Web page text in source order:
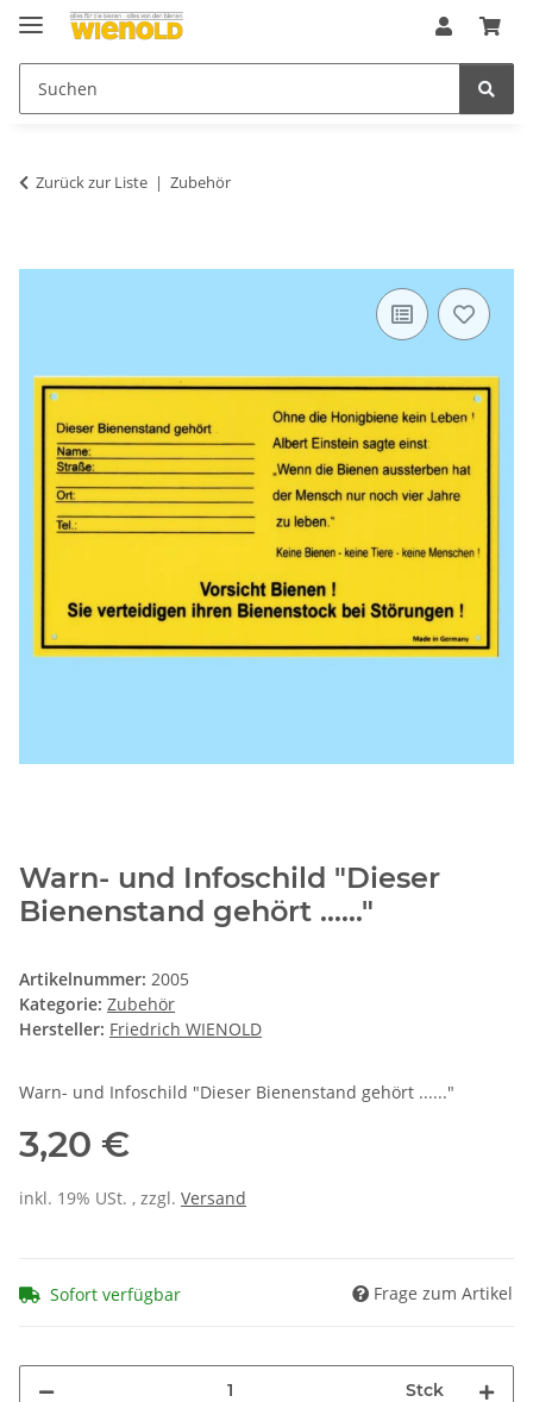
Zurück zur Liste Zubehör
Warn- und Infoschild "Dieser
Bienenstand gehört ......"
Artikelnummer: 2005
Kategorie: Zubehör
Hersteller: Friedrich WIENOLD
Warn- und Infoschild "Dieser Bienenstand gehört ......"
3,20 €
inkl. 19% USt. , zzgl. Versand
Sofort verfügbar Frage zum Artikel
Stck